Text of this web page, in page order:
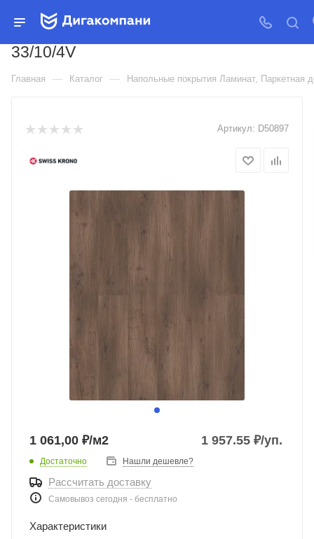
ЛАМИНАТ КРОНОСТАР
ПРЕМИУМ COMPLIMENT
33/10/4V
Главная — Каталог — Напольные покрытия Ламинат, Паркетная
Артикул: D50897
1 061,00 ₽/м2 1 957.55 ₽/уп.
Достаточно Нашли дешевле?
Рассчитать доставку
Самовывоз сегодня - бесплатно
Характеристики